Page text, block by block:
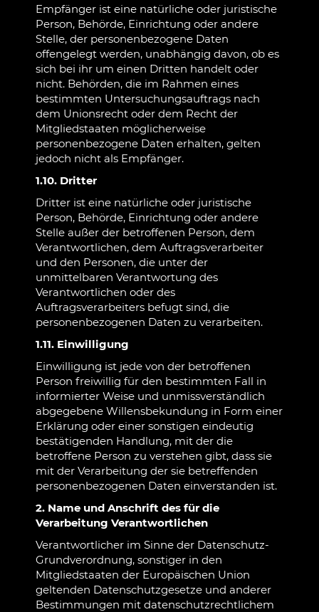
Empfänger ist eine natürliche oder juristische
Person, Behörde, Einrichtung oder andere
Stelle, der personenbezogene Daten
offengelegt werden, unabhängig davon, ob es
sich bei ihr um einen Dritten handelt oder
nicht. Behörden, die im Rahmen eines
bestimmten Untersuchungsauftrags nach
dem Unionsrecht oder dem Recht der
Mitgliedstaaten möglicherweise
personenbezogene Daten erhalten, gelten
jedoch nicht als Empfänger.
1.10. Dritter
Dritter ist eine natürliche oder juristische
Person, Behörde, Einrichtung oder andere
Stelle außer der betroffenen Person, dem
Verantwortlichen, dem Auftragsverarbeiter
und den Personen, die unter der
unmittelbaren Verantwortung des
Verantwortlichen oder des
Auftragsverarbeiters befugt sind, die
personenbezogenen Daten zu verarbeiten.
1.11. Einwilligung
Einwilligung ist jede von der betroffenen
Person freiwillig für den bestimmten Fall in
informierter Weise und unmissverständlich
abgegebene Willensbekundung in Form einer
Erklärung oder einer sonstigen eindeutig
bestätigenden Handlung, mit der die
betroffene Person zu verstehen gibt, dass sie
mit der Verarbeitung der sie betreffenden
personenbezogenen Daten einverstanden ist.
2. Name und Anschrift des für die
Verarbeitung Verantwortlichen
Verantwortlicher im Sinne der Datenschutz-
Grundverordnung, sonstiger in den
Mitgliedstaaten der Europäischen Union
geltenden Datenschutzgesetze und anderer
Bestimmungen mit datenschutzrechtlichem